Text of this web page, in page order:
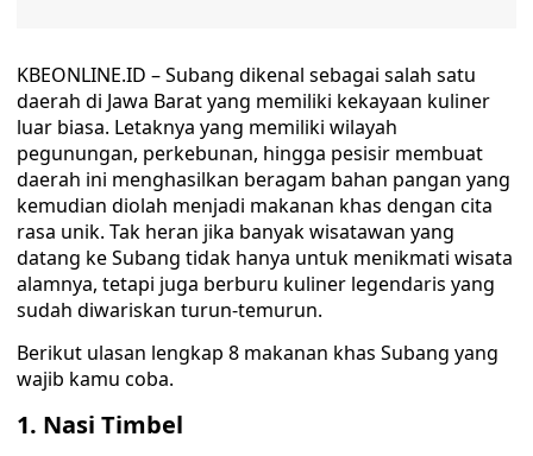
KBEONLINE.ID – Subang dikenal sebagai salah satu
daerah di Jawa Barat yang memiliki kekayaan kuliner
luar biasa. Letaknya yang memiliki wilayah
pegunungan, perkebunan, hingga pesisir membuat
daerah ini menghasilkan beragam bahan pangan yang
kemudian diolah menjadi makanan khas dengan cita
rasa unik. Tak heran jika banyak wisatawan yang
datang ke Subang tidak hanya untuk menikmati wisata
alamnya, tetapi juga berburu kuliner legendaris yang
sudah diwariskan turun-temurun.
Berikut ulasan lengkap 8 makanan khas Subang yang
wajib kamu coba.
1. Nasi Timbel